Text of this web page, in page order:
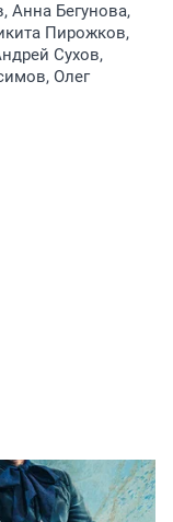
Анна Бегунова,
Пирожков,
Сухов,
Олег